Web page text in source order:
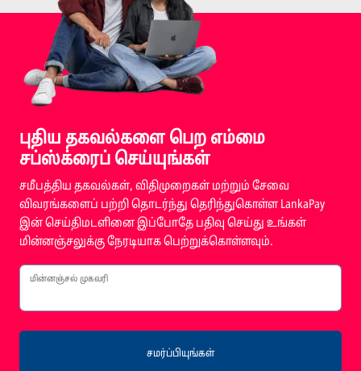
புதிய தகவல்களை பெற எம்மை
சப்ஸ்க்ரைப் செய்யுங்கள்
சமீபத்திய தகவல்கள், விதிமுறைகள் மற்றும் சேவை
விவரங்களைப் பற்றி தொடர்ந்து தெரிந்துகொள்ள LankaPay
இன் செய்திமடளினை இப்போதே பதிவு செய்து உங்கள்
மின்னஞ்சலுக்கு நேரடியாக பெற்றுக்கொள்ளவும்.
மின்னஞ்சல் முகவரி
சமர்ப்பியுங்கள்